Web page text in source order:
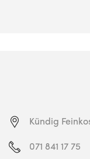
Kündig
071 841 17 75